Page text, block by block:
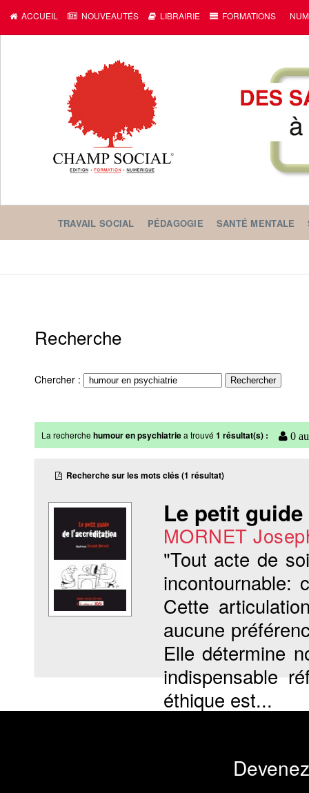
ACCUEIL NOUVEAUTÉS LIBRAIRIE FORMATIONS
TRAVAIL SOCIAL PÉDAGOGIE SANTÉ MENTALE
Recherche
Chercher :
La recherchehumour en psychiatriea trouvé1 résultat(s) : 0
Recherche sur les mots clés (1 résultat)
Le petit
MORNET
"Tout acte de
Cette
aucune
Elle détermine
indispensable
éthique est...
Commander l'Ebook 6 €